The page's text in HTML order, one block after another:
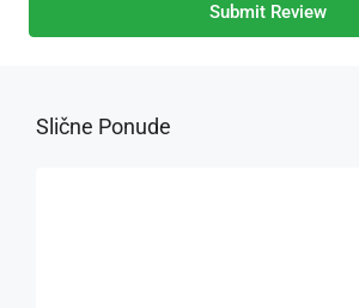
Submit Review
Slične Ponude